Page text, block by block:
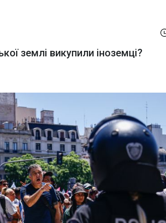
землі викупили іноземці?